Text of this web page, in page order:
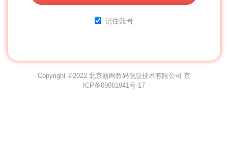
记住账号
Copyright ©2022 北京新网数码信息技术有限公司 京
ICP备09061941号-17